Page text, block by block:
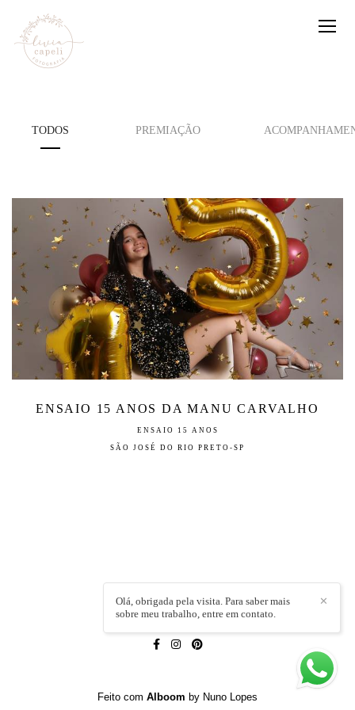
TODOS PREMIAÇÃO
ENSAIO 15 ANOS DA MANU CARVALHO
ENSAIO 15 ANOS
SÃO JOSÉ DO RIO PRETO-SP
LÍVIA CAPELI/CONTATO
✕
Olá, obrigada pela visita. Para saber mais
sobre meu trabalho, entre em contato.
Feito com Alboom by Nuno Lopes